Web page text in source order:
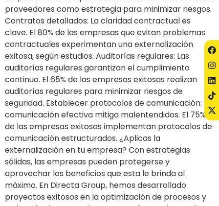
proveedores como estrategia para minimizar riesgos.
Contratos detallados: La claridad contractual es
clave. El 80% de las empresas que evitan problemas
contractuales experimentan una externalización
exitosa, según estudios. Auditorías regulares: Las
auditorías regulares garantizan el cumplimiento
continuo. El 65% de las empresas exitosas realizan
auditorías regulares para minimizar riesgos de
seguridad. Establecer protocolos de comunicación: La
comunicación efectiva mitiga malentendidos. El 75%
de las empresas exitosas implementan protocolos de
comunicación estructurados. ¿Aplicas la
externalización en tu empresa? Con estrategias
sólidas, las empresas pueden protegerse y
aprovechar los beneficios que esta le brinda al
máximo. En Directa Group, hemos desarrollado
proyectos exitosos en la optimización de procesos y